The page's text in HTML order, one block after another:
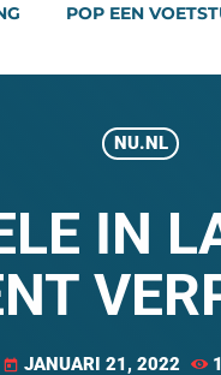
POP EEN
NU.NL
IN
today JANUARI 21, 2022